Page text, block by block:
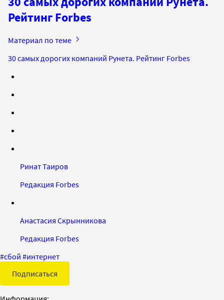
Рейтинг Forbes
Материал по теме
30 самых дорогих компаний Рунета. Рейтинг Forbes
Ринат Таиров
Редакция Forbes
Анастасия Скрынникова
Редакция Forbes
#сбой #интернет
Подписаться